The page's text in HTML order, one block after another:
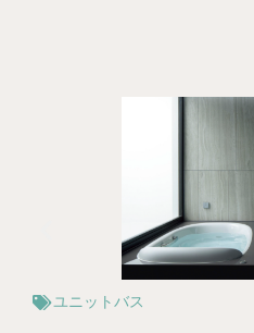
ユニットバス